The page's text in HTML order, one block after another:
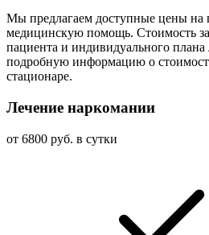
Мы предлагаем доступные цены на
медицинскую помощь. Стоимость
пациента и индивидуального плана
подробную информацию о
стационаре.
Лечение наркомании
от 6800 руб. в сутки